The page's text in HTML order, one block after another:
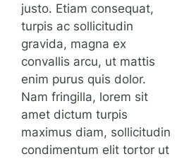
justo. Etiam consequat,
turpis ac sollicitudin
gravida, magna ex
convallis arcu, ut mattis
enim purus quis dolor.
Nam fringilla, lorem sit
amet dictum turpis
maximus diam, sollicitudin
condimentum elit tortor ut